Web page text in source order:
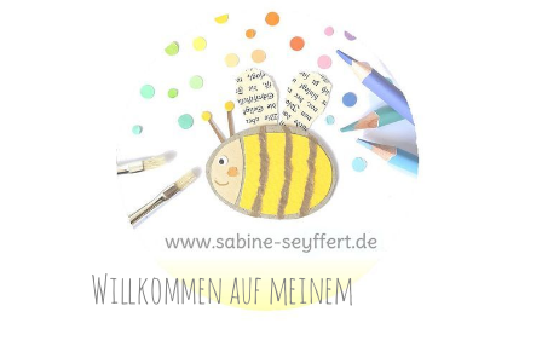
Willkommen auf meinem